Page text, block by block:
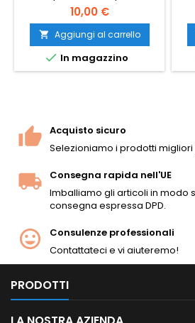
sacchetto. Il peso standard
universale, compatibile con
quasi tutti i fucili AEG e le armi
a molla. Superficie liscia
senza cuciture, diametro
uniforme 5,95mm,
10,00 €
 Aggiungi al carrello
 In magazzino
Acquisto sicuro
Selezioniamo i prodotti migliori
Consegna rapida nell'UE
Imballiamo gli articoli in modo
consegna espressa DPD.
Consulenze professionali
Contattateci e vi aiuteremo!
PRODOTTI